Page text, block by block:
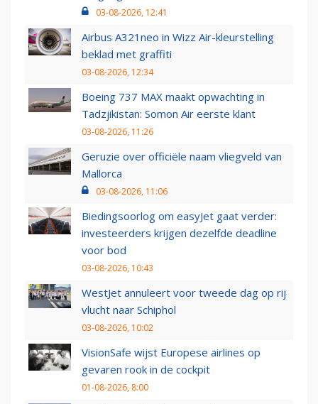
03-08-2026, 12:41
Airbus A321neo in Wizz Air-kleurstelling
beklad met graffiti
03-08-2026, 12:34
Boeing 737 MAX maakt opwachting in
Tadzjikistan: Somon Air eerste klant
03-08-2026, 11:26
Geruzie over officiële naam vliegveld van
Mallorca
03-08-2026, 11:06
Biedingsoorlog om easyJet gaat verder:
investeerders krijgen dezelfde deadline
voor bod
03-08-2026, 10:43
WestJet annuleert voor tweede dag op rij
vlucht naar Schiphol
03-08-2026, 10:02
VisionSafe wijst Europese airlines op
gevaren rook in de cockpit
01-08-2026, 8:00